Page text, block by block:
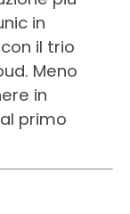
in
il trio
Meno
in
primo